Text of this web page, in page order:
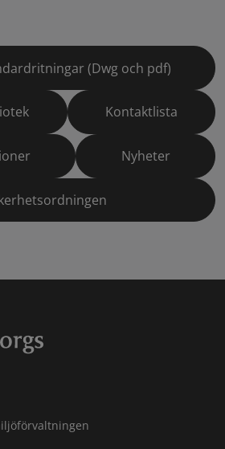
(Dwg och pdf)
Kontaktlista
Nyheter